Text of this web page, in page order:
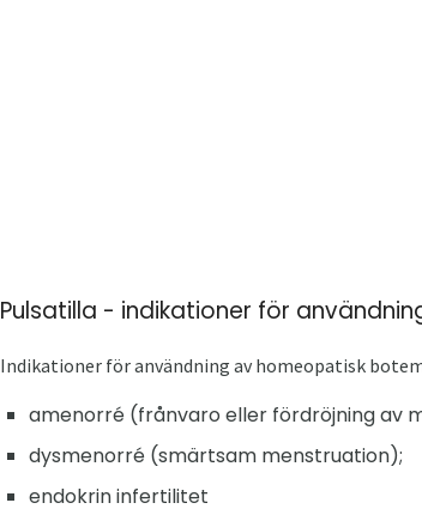
Pulsatilla - indikationer för
Indikationer för användning av homeopatisk
amenorré (frånvaro eller fördröjning av
dysmenorré (smärtsam menstruation);
endokrin infertilitet